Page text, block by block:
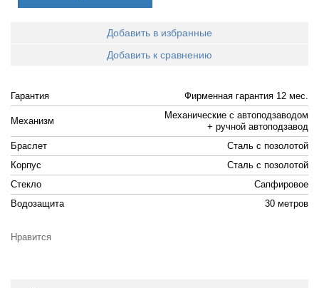
Добавить в избранные
Добавить к сравнению
Гарантия Фирменная гарантия 12 мес.
Механизм
Механические с автоподзаводом
+ ручной автоподзавод
Браслет
Cталь с позолотой
Корпус
Cталь с позолотой
Стекло
Сапфировое
Водозащита
30 метров
Нравится